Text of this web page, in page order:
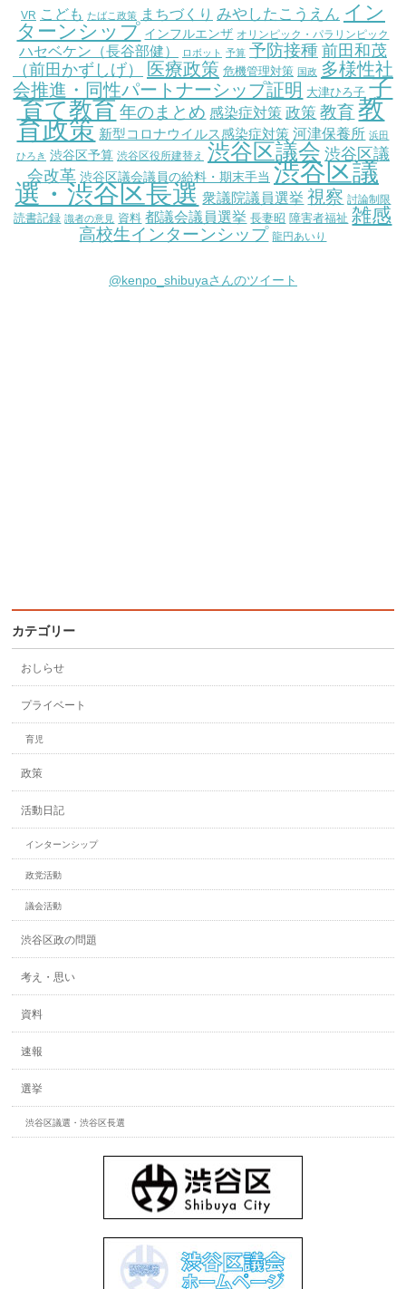
VR こども たばこ政策 まちづくり みやしたこうえん イン
ターンシップ インフルエンザ オリンピック・パラリンピック
ハセベケン（長谷部健） ロボット 予算 予防接種 前田和茂
（前田かずしげ）
医療政策 危機管理対策 国政 多様性社
会推進・同性パートナーシップ証明 大津ひろ子 子
育て教育 年のまとめ 感染症対策 政策 教育 教
育政策 新型コロナウイルス感染症対策 河津保養所 浜田
ひろき 渋谷区予算 渋谷区役所建替え 渋谷区議会 渋谷区議
会改革 渋谷区議会議員の給料・期末手当 渋谷区議
選・渋谷区長選 衆議院議員選挙 視察 討論制限
読書記録 識者の意見 資料 都議会議員選挙 長妻昭 障害者福祉 雑感
高校生インターンシップ 龍円あいり
@kenpo_shibuyaさんのツイート
カテゴリー
おしらせ
プライベート
育児
政策
活動日記
インターンシップ
政党活動
議会活動
渋谷区政の問題
考え・思い
資料
速報
選挙
渋谷区議選・渋谷区長選